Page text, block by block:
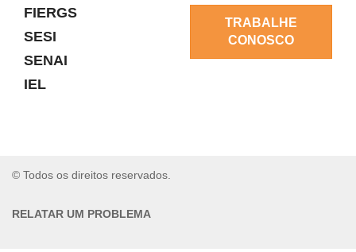
FIERGS
SESI
SENAI
IEL
TRABALHE
CONOSCO
© Todos os direitos reservados.
RELATAR UM PROBLEMA